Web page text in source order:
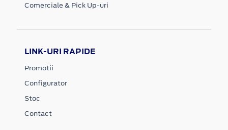
Comerciale & Pick Up-uri
LINK-URI RAPIDE
Promotii
Configurator
Stoc
Contact